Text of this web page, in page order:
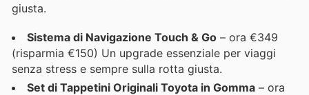
giusta.
Sistema di Navigazione Touch & Go – ora €349
(risparmia €150) Un upgrade essenziale per viaggi
senza stress e sempre sulla rotta giusta.
Set di Tappetini Originali Toyota in Gomma – ora